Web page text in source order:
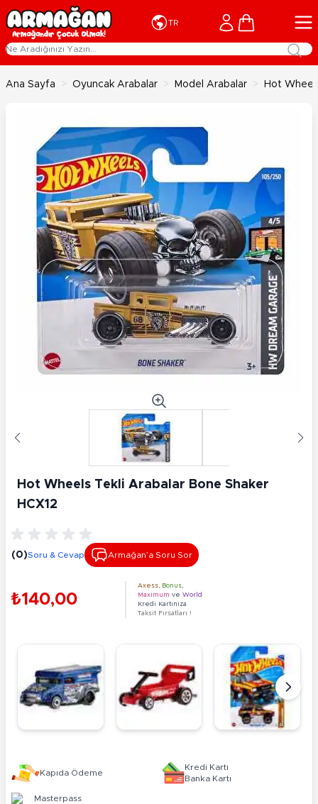
İçeriğe geç
TR Cart
Ana Sayfa > Oyuncak Arabalar > Model Arabalar > Hot
Hot Wheels Tekli Arabalar Bone Shaker
HCX12
(0)Soru & Cevap Armağan’a Soru Sor
₺140,00
Axess Bonus
Maximum ve World
Kredi Kartınıza
Taksit Fırsatları !
Kapıda Ödeme
Kredi Kartı
Banka Kartı
Masterpass